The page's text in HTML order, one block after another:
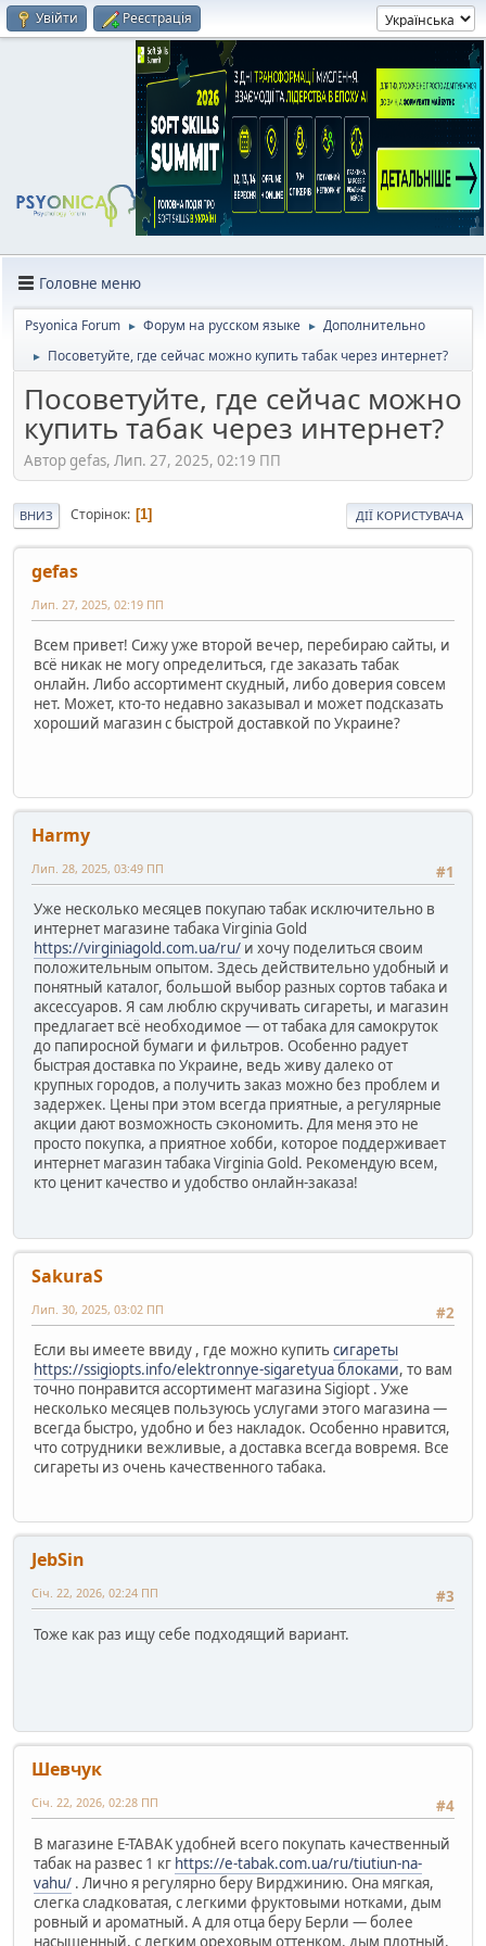
Увійти Реєстрація
Головне меню
Psyonica Forum ► Форум на русском языке ► Дополнительно
► Посоветуйте, где сейчас можно купить табак через интернет?
Посоветуйте, где сейчас можно
купить табак через интернет?
Автор gefas, Лип. 27, 2025, 02:19 ПП
ВНИЗ Сторінок 1 ДІЇ КОРИСТУВАЧА
gefas
Лип. 27, 2025, 02:19 ПП
Всем привет! Сижу уже второй вечер, перебираю сайты, и
всё никак не могу определиться, где заказать табак
онлайн. Либо ассортимент скудный, либо доверия совсем
нет. Может, кто-то недавно заказывал и может подсказать
хороший магазин с быстрой доставкой по Украине?
Harmy
#1
Лип. 28, 2025, 03:49 ПП
Уже несколько месяцев покупаю табак исключительно в
интернет магазине табака Virginia Gold
https://virginiagold.com.ua/ru/ и хочу поделиться своим
положительным опытом. Здесь действительно удобный и
понятный каталог, большой выбор разных сортов табака и
аксессуаров. Я сам люблю скручивать сигареты, и магазин
предлагает всё необходимое — от табака для самокруток
до папиросной бумаги и фильтров. Особенно радует
быстрая доставка по Украине, ведь живу далеко от
крупных городов, а получить заказ можно без проблем и
задержек. Цены при этом всегда приятные, а регулярные
акции дают возможность сэкономить. Для меня это не
просто покупка, а приятное хобби, которое поддерживает
интернет магазин табака Virginia Gold. Рекомендую всем,
кто ценит качество и удобство онлайн-заказа!
SakuraS
#2
Лип. 30, 2025, 03:02 ПП
Если вы имеете ввиду , где можно купитьсигареты
https://ssigiopts.info/elektronnye-sigaretyua блоками, то вам
точно понравится ассортимент магазина Sigiopt . Уже
несколько месяцев пользуюсь услугами этого магазина —
всегда быстро, удобно и без накладок. Особенно нравится,
что сотрудники вежливые, а доставка всегда вовремя. Все
сигареты из очень качественного табака.
JebSin
#3
Січ. 22, 2026, 02:24 ПП
Тоже как раз ищу себе подходящий вариант.
Шевчук
#4
Січ. 22, 2026, 02:28 ПП
В магазине E-TABAK удобней всего покупать качественный
табак на развес 1 кг https://e-tabak.com.ua/ru/tiutiun-na-
vahu/ . Лично я регулярно беру Вирджинию. Она мягкая,
слегка сладковатая, с легкими фруктовыми нотками, дым
ровный и ароматный. А для отца беру Берли — более
насыщенный, с легким ореховым оттенком, дым плотный,